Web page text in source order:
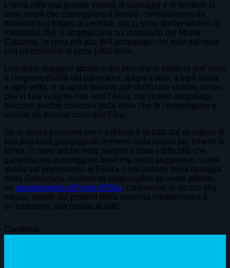
L’isola offre una grande varietà di paesaggi e di sentieri: ci
sono quelli che costeggiano il litorale, contraddistinti da
dislivelli non troppo accentuati, ma ci sono anche sentieri di
montagna che si arrampicano sul massiccio del Monte
Capanne, la cima più alta dell’arcipelago che sale dal mare
con un dislivello di circa 1000 metri.
Una delle maggiori attrattive dei percorsi di trekking dell’isola
è l’imprevedibilità del panorama: a ogni curva, a ogni sosta,
a ogni vetta, vi si aprirà davanti agli occhi uno scorcio nuovo
che vi farà scoprire non solo l’isola, ma l’intero arcipelago
toscano, poiché ciascuna delle isole che lo compongono è
visibile da diverse zone dell’Elba.
Se la vostra passione per il trekking è dettata dal desiderio di
fare piacevoli passeggiate immersi nella natura per tenervi in
forma, ci sono anche molti sentieri a bassa difficoltà che
garantiscono passeggiate brevi ma molto suggestive, come
quelle sul promontorio di Fonza o nei dintorni della spiaggia
della Galenzana, facilmente raggiungibili se avete affittato
un appartamento all’Isola d’Elba: camminare in mezzo alla
natura, avvolti dai profumi della macchia mediterranea è
un’emozione alla portata di tutti!
Condividi: